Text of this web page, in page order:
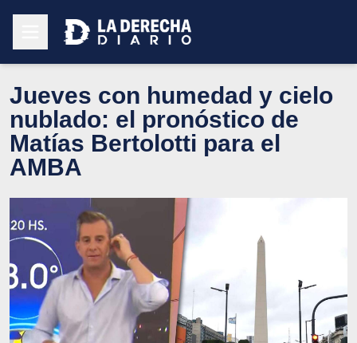
Jueves con humedad y cielo
nublado: el pronóstico de
Matías Bertolotti para el
AMBA